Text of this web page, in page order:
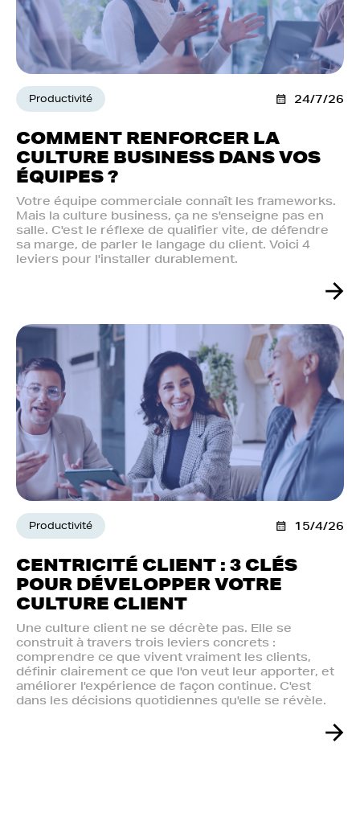
Productivité 24/7/26
COMMENT RENFORCER LA
CULTURE BUSINESS DANS VOS
ÉQUIPES ?
Votre équipe commerciale connaît les frameworks.
Mais la culture business, ça ne s'enseigne pas en
salle. C'est le réflexe de qualifier vite, de défendre
sa marge, de parler le langage du client. Voici 4
leviers pour l'installer durablement.
Productivité 15/4/26
CENTRICITÉ CLIENT : 3 CLÉS
POUR DÉVELOPPER VOTRE
CULTURE CLIENT
Une culture client ne se décrète pas. Elle se
construit à travers trois leviers concrets :
comprendre ce que vivent vraiment les clients,
définir clairement ce que l'on veut leur apporter, et
améliorer l'expérience de façon continue. C'est
dans les décisions quotidiennes qu'elle se révèle.